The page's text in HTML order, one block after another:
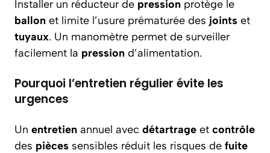
Installer un réducteur de pression protège le
ballon et limite l’usure prématurée des joints et
tuyaux. Un manomètre permet de surveiller
facilement la pression d’alimentation.
Pourquoi l’entretien régulier évite les
urgences
Un entretien annuel avec détartrage et contrôle
des pièces sensibles réduit les risques de fuite